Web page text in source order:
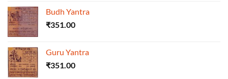
Budh Yantra
₹351.00
Guru Yantra
₹351.00